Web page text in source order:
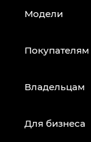
Модели
Покупателям
Владельцам
Для бизнеса